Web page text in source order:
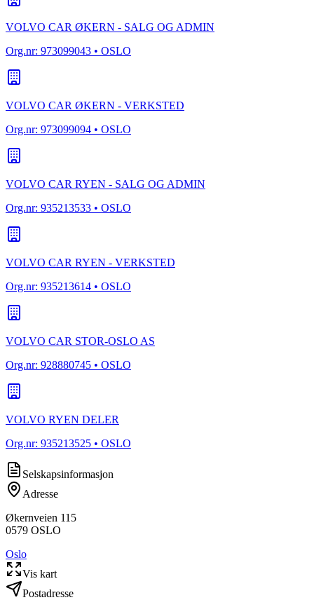
VOLVO CAR ØKERN - SALG OG ADMIN
Org.nr: 973099043 • OSLO
VOLVO CAR ØKERN - VERKSTED
Org.nr: 973099094 • OSLO
VOLVO CAR RYEN - SALG OG ADMIN
Org.nr: 935213533 • OSLO
VOLVO CAR RYEN - VERKSTED
Org.nr: 935213614 • OSLO
VOLVO CAR STOR-OSLO AS
Org.nr: 928880745 • OSLO
VOLVO RYEN DELER
Org.nr: 935213525 • OSLO
Selskapsinformasjon
Adresse
Økernveien 115
0579 OSLO
Oslo
Vis kart
Postadresse